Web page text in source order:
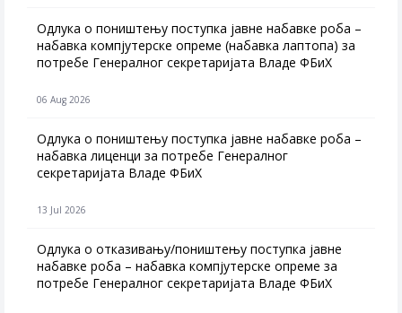
Одлука о поништењу поступка јавне набавке роба –
набавка компјутерске опреме (набавка лаптопа) за
потребе Генералног секретаријата Владе ФБиХ
06 Aug 2026
Одлука о поништењу поступка јавне набавке роба –
набавка лиценци за потребе Генералног
секретаријата Владе ФБиХ
13 Jul 2026
Одлука о отказивању/поништењу поступка јавне
набавке роба – набавка компјутерске опреме за
потребе Генералног секретаријата Владе ФБиХ